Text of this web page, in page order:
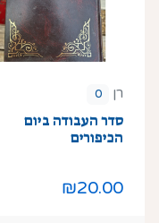
רן 0
סדר העבודה ביום
הכיפורים
₪20.00